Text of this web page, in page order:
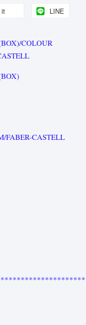
it LINE
COLOUR
FABER-CASTELL